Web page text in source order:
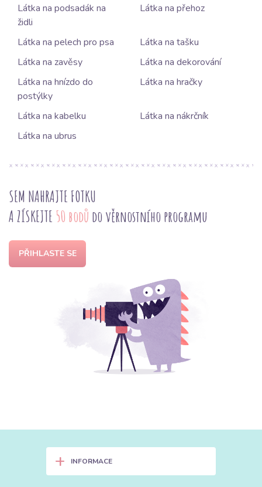
Látka na podsadák na
židli
Látka na přehoz
Látka na pelech pro psa
Látka na tašku
Látka na zavěsy
Látka na dekorování
Látka na hnízdo do
postýlky
Látka na hračky
Látka na kabelku
Látka na nákrčník
Látka na ubrus
SEM NAHRAJTE FOTKU
A ZÍSKEJTE 50 bodů do věrnostního programu
PŘIHLASTE SE
+ INFORMACE